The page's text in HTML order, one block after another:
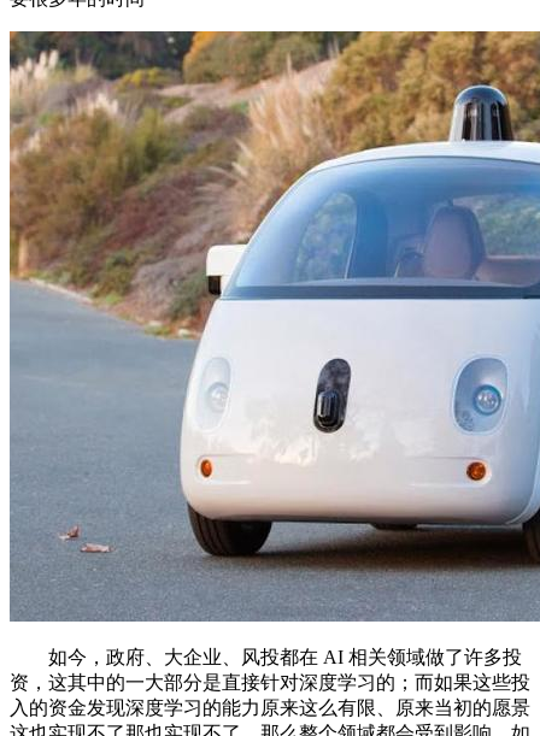
如今，政府、大企业、风投都在 AI 相关领域做了许多投
资，这其中的一大部分是直接针对深度学习的；而如果这些投
入的资金发现深度学习的能力原来这么有限、原来当初的愿景